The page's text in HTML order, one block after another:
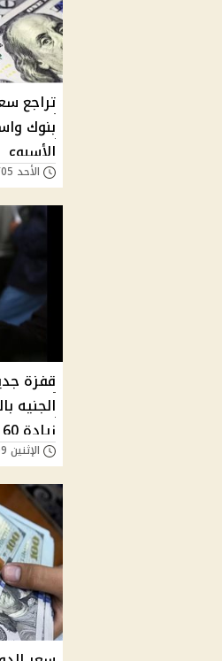
الأسبوع
الأحد 05/أبريل/2026 - 10:42 ص
قفزة
الجنيه
زيادة 60 قرشًا
الإثنين 09/مارس/2026 - 02:23 م